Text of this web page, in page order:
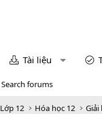
Tài liệu
Search forums
Lớp 12 Hóa học 12 Giải